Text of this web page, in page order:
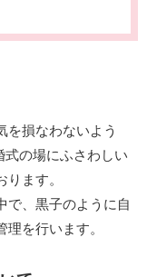
を損なわないよう
の場にふさわしい
ます。
で、黒子のように自
を行います。